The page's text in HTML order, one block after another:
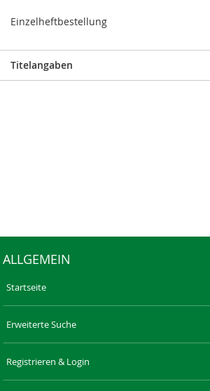
Einzelheftbestellung
Titelangaben
ALLGEMEIN
Startseite
Erweiterte Suche
Registrieren & Login